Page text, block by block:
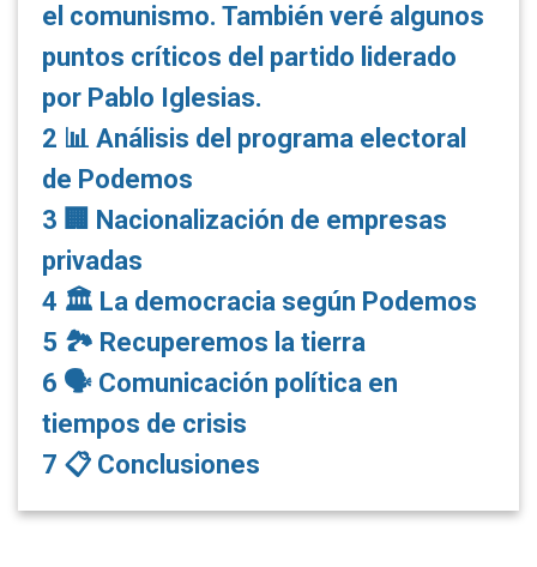
el comunismo. También veré algunos
puntos críticos del partido liderado
por Pablo Iglesias.
2 📊 Análisis del programa electoral
de Podemos
3 🏢 Nacionalización de empresas
privadas
4 🏛 La democracia según Podemos
5 🏞 Recuperemos la tierra
6 🗣 Comunicación política en
tiempos de crisis
7 📋 Conclusiones